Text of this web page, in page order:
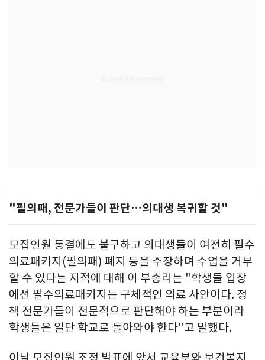
"필의패, 전문가들이 판단…의대생 복귀할 것"
모집인원 동결에도 불구하고 의대생들이 여전히 필수
의료패키지(필의패) 폐지 등을 주장하며 수업을 거부
할 수 있다는 지적에 대해 이 부총리는 "학생들 입장
에선 필수의료패키지는 구체적인 의료 사안이다. 정
책 전문가들이 전문적으로 판단해야 하는 부분이라
학생들은 일단 학교로 돌아와야 한다"고 말했다.